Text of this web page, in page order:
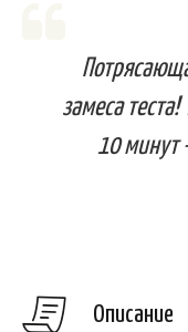
замеса
10 минут
Описание